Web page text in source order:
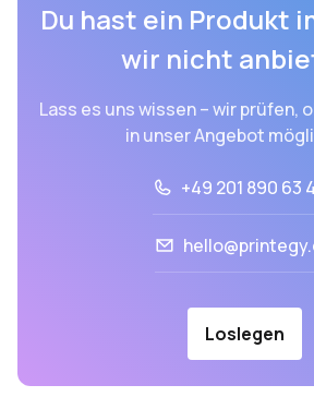
Du hast ein Produkt
wir nicht
Lass es uns wissen – wir prüfen,
in unser Angebot
+49 201 890 63
Loslegen